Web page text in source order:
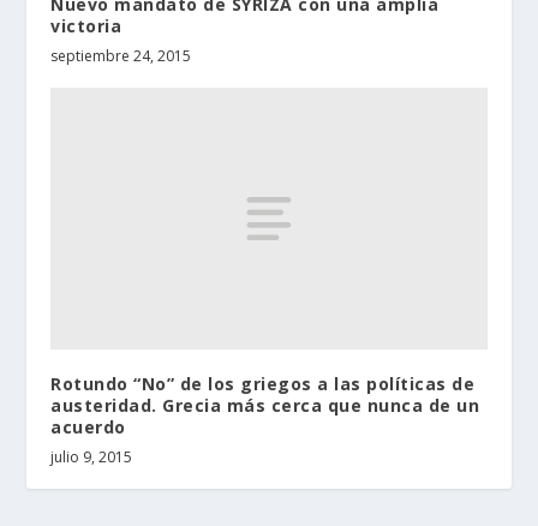
victoria
septiembre 24, 2015
Rotundo “No” de los griegos a las políticas de
austeridad. Grecia más cerca que nunca de un
acuerdo
julio 9, 2015